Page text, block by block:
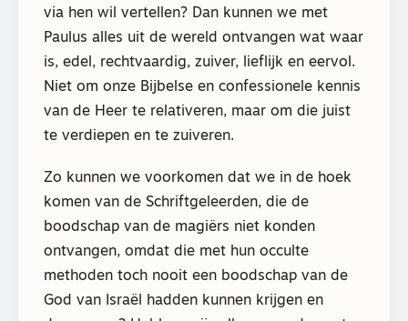
via hen wil vertellen? Dan kunnen we met
Paulus alles uit de wereld ontvangen wat waar
is, edel, rechtvaardig, zuiver, lieflijk en eervol.
Niet om onze Bijbelse en confessionele kennis
van de Heer te relativeren, maar om die juist
te verdiepen en te zuiveren.
Zo kunnen we voorkomen dat we in de hoek
komen van de Schriftgeleerden, die de
boodschap van de magiërs niet konden
ontvangen, omdat die met hun occulte
methoden toch nooit een boodschap van de
God van Israël hadden kunnen krijgen en